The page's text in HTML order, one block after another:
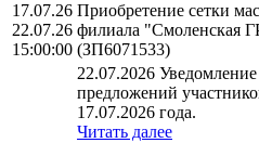
17.07.26
22.07.26
15:00:00
Приобретение сетки
филиала
(ЗП6071533)
22.07.2026
предложений
17.07.2026 года.
Читать далее